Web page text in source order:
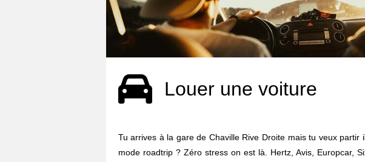
Louer une voiture
Tu arrives à la gare de Chaville Rive Droite mais tu veux partir
mode roadtrip ? Zéro stress on est là. Hertz, Avis, Europcar,